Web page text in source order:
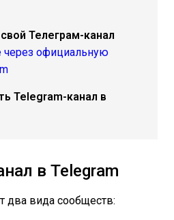
Телеграм-канал
официальную
Telegram-канал в
в Telegram
два вида сообществ: